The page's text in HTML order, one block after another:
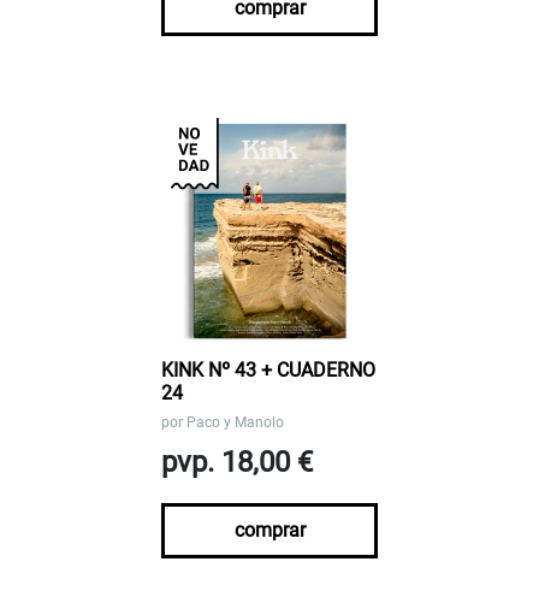
comprar
KINK Nº 43 + CUADERNO
24
por Paco y Manolo
pvp. 18,00 €
comprar